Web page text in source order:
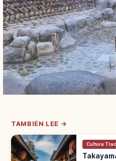
TAMBIÉN LEE →
Cultura